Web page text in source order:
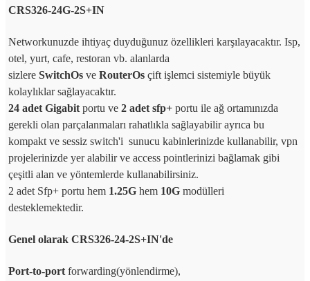
CRS326-24G-2S+IN
Networkunuzde ihtiyaç duyduğunuz özellikleri karşılayacaktır. Isp,
otel, yurt, cafe, restoran vb. alanlarda
sizlere SwitchOs ve RouterOs çift işlemci sistemiyle büyük
kolaylıklar sağlayacaktır.
24 adet Gigabit portu ve 2 adet sfp+ portu ile ağ ortamınızda
gerekli olan parçalanmaları rahatlıkla sağlayabilir ayrıca bu
kompakt ve sessiz switch'i sunucu kabinlerinizde kullanabilir, vpn
projelerinizde yer alabilir ve access pointlerinizi bağlamak gibi
çeşitli alan ve yöntemlerde kullanabilirsiniz.
2 adet Sfp+ portu hem 1.25G hem 10G modülleri
desteklemektedir.
Genel olarak CRS326-24-2S+IN'de
Port-to-port forwarding(yönlendirme),